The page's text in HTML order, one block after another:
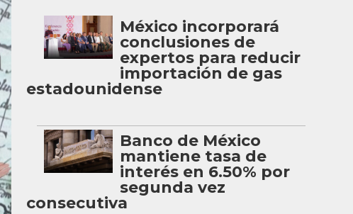
México incorporará
conclusiones de
expertos para reducir
importación de gas
estadounidense
Banco de México
mantiene tasa de
interés en 6.50% por
segunda vez
consecutiva